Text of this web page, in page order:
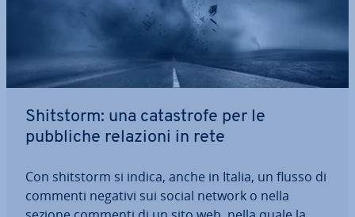
Shitstorm: una ca­ta­stro­fe per le
pubbliche relazioni in rete
Con shitstorm si indica, anche in Italia, un flusso di
commenti negativi sui social network o nella